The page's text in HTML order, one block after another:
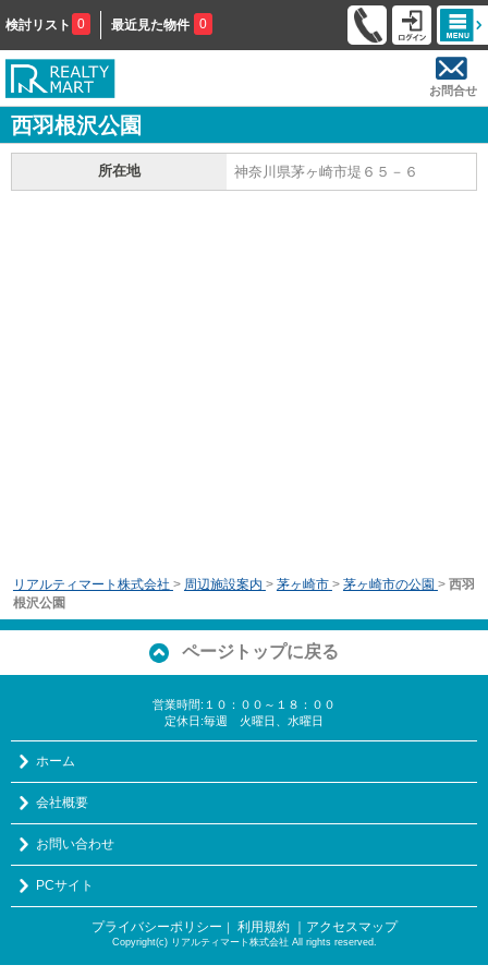
検討リスト 0 最近見た物件 0
お問合せ
西羽根沢公園
所在地 神奈川県茅ヶ崎市堤６５－６
リアルティマート株式会社 > 周辺施設案内 > 茅ヶ崎市 > 茅ヶ崎市の公園 > 西羽
根沢公園
ページトップに戻る
営業時間:１０：００～１８：００
定休日:毎週 火曜日、水曜日
ホーム
会社概要
お問い合わせ
PCサイト
プライバシーポリシー ｜ 利用規約 ｜アクセスマップ
Copyright(c) リアルティマート株式会社 All rights reserved.